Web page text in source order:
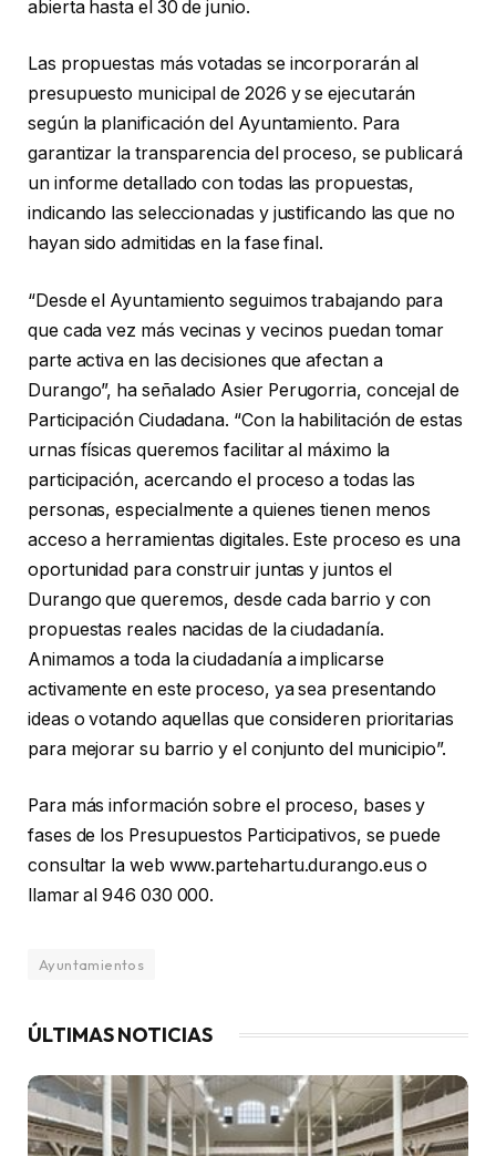
abierta hasta el 30 de junio.
Las propuestas más votadas se incorporarán al
presupuesto municipal de 2026 y se ejecutarán
según la planificación del Ayuntamiento. Para
garantizar la transparencia del proceso, se publicará
un informe detallado con todas las propuestas,
indicando las seleccionadas y justificando las que no
hayan sido admitidas en la fase final.
“Desde el Ayuntamiento seguimos trabajando para
que cada vez más vecinas y vecinos puedan tomar
parte activa en las decisiones que afectan a
Durango”, ha señalado Asier Perugorria, concejal de
Participación Ciudadana. “Con la habilitación de estas
urnas físicas queremos facilitar al máximo la
participación, acercando el proceso a todas las
personas, especialmente a quienes tienen menos
acceso a herramientas digitales. Este proceso es una
oportunidad para construir juntas y juntos el
Durango que queremos, desde cada barrio y con
propuestas reales nacidas de la ciudadanía.
Animamos a toda la ciudadanía a implicarse
activamente en este proceso, ya sea presentando
ideas o votando aquellas que consideren prioritarias
para mejorar su barrio y el conjunto del municipio”.
Para más información sobre el proceso, bases y
fases de los Presupuestos Participativos, se puede
consultar la web www.partehartu.durango.eus o
llamar al 946 030 000.
Ayuntamientos
ÚLTIMAS NOTICIAS